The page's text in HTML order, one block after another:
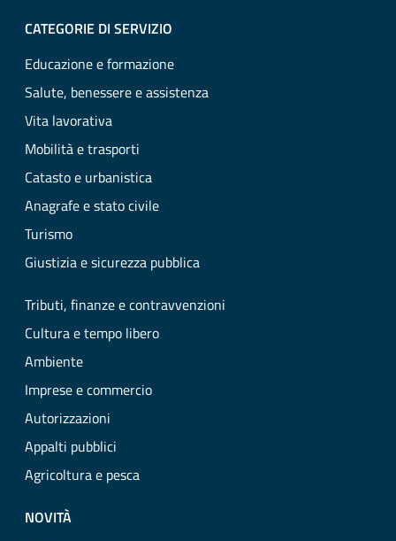
CATEGORIE DI SERVIZIO
Educazione e formazione
Salute, benessere e assistenza
Vita lavorativa
Mobilità e trasporti
Catasto e urbanistica
Anagrafe e stato civile
Turismo
Giustizia e sicurezza pubblica
Tributi, finanze e contravvenzioni
Cultura e tempo libero
Ambiente
Imprese e commercio
Autorizzazioni
Appalti pubblici
Agricoltura e pesca
NOVITÀ